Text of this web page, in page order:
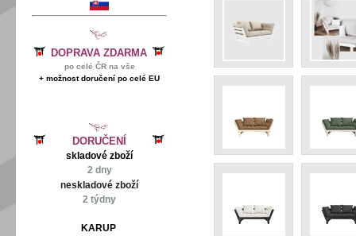
DOPRAVA ZDARMA
po celé ČR na vše
+ možnost doručení po celé EU
DORUČENÍ
skladové zboží
2 dny
neskladové zboží
2 týdny
KARUP